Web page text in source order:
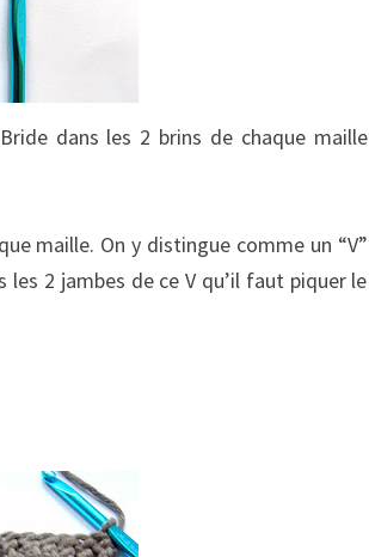
dans les 2 brins de chaque maille
maille. On y distingue comme un “V”
les 2 jambes de ce V qu’il faut piquer le